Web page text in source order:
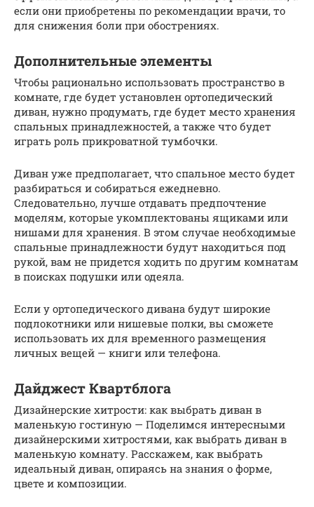
если они приобретены по рекомендации врачи, то
для снижения боли при обострениях.
Дополнительные элементы
Чтобы рационально использовать пространство в
комнате, где будет установлен ортопедический
диван, нужно продумать, где будет место хранения
спальных принадлежностей, а также что будет
играть роль прикроватной тумбочки.
Диван уже предполагает, что спальное место будет
разбираться и собираться ежедневно.
Следовательно, лучше отдавать предпочтение
моделям, которые укомплектованы ящиками или
нишами для хранения. В этом случае необходимые
спальные принадлежности будут находиться под
рукой, вам не придется ходить по другим комнатам
в поисках подушки или одеяла.
Если у ортопедического дивана будут широкие
подлокотники или нишевые полки, вы сможете
использовать их для временного размещения
личных вещей — книги или телефона.
Дайджест Квартблога
Дизайнерские хитрости: как выбрать диван в
маленькую гостиную — Поделимся интересными
дизайнерскими хитростями, как выбрать диван в
маленькую комнату. Расскажем, как выбрать
идеальный диван, опираясь на знания о форме,
цвете и композиции.